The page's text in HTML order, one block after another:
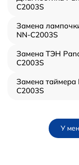
C2003S
Замена
NN-C2003S
Замена ТЭН
C2003S
Замена таймера
C2003S
У